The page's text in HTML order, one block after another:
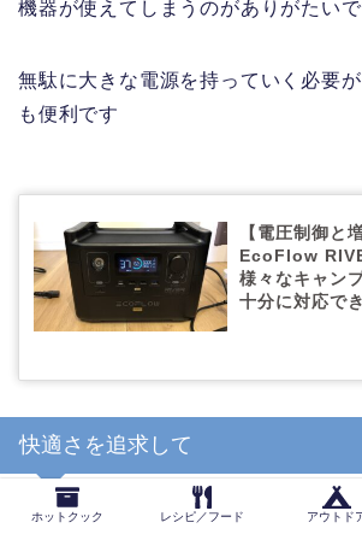
機器が使えてしまうのがありがたい
無駄に大きな電源を持っていく必要
も便利です
【電圧制御と
EcoFlow
様々なキャン
十分に対応で
快適さを追求して
モバイルプロジェクター
ホットクック レシピ／フード アウトド